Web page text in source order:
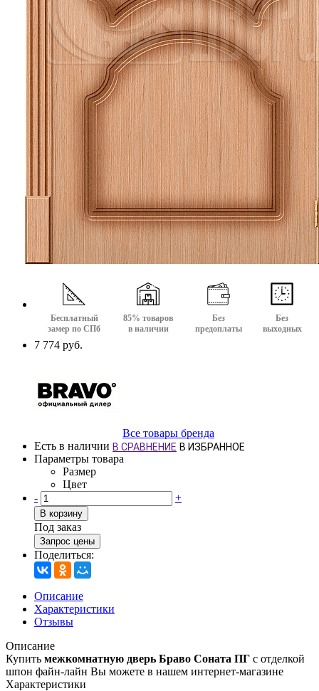
Бесплатный
замер по СПб
85% товаров
в наличии
Без
предоплаты
Без
выходных
7 774 руб.
Все товары бренда
Есть в наличии В СРАВНЕНИЕ В ИЗБРАННОЕ
Параметры товара
Размер
Цвет
-
+
В корзину
Под заказ
Запрос цены
Поделиться:
Описание
Характеристики
Отзывы
Описание
Купить межкомнатную дверь Браво Соната ПГ с отделкой
шпон файн-лайн Вы можете в нашем интернет-магазине
Характеристики